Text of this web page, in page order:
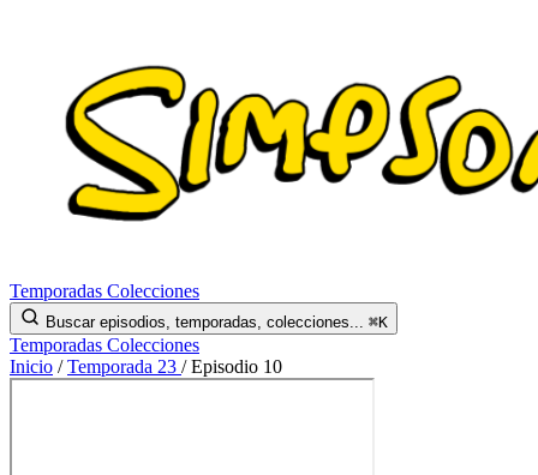
Temporadas Colecciones
Buscar episodios, temporadas, colecciones... ⌘K
Temporadas Colecciones
Inicio / Temporada 23 / Episodio 10